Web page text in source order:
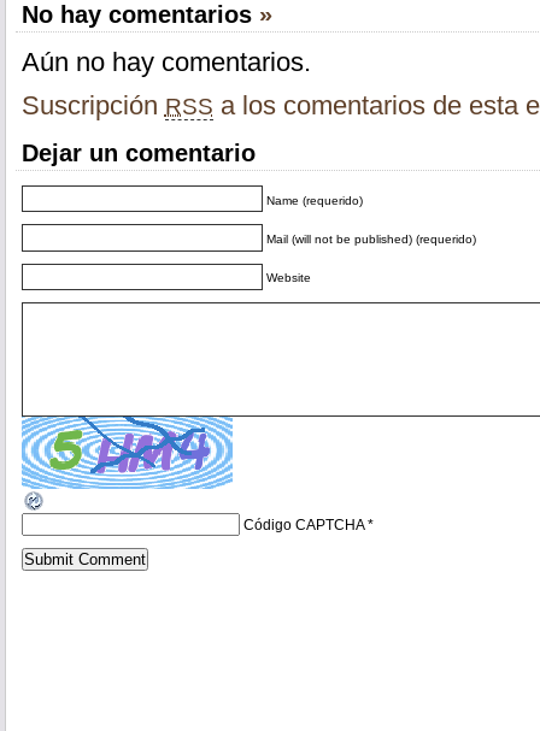
No hay comentarios »
Aún no hay comentarios.
Suscripción RSS a los comentarios de esta
Dejar un comentario
Name (requerido)
Mail (will not be published) (requerido)
Website
Código CAPTCHA*